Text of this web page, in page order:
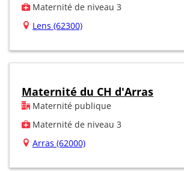
Maternité de niveau 3
Lens (62300)
Maternité du CH d'Arras
Maternité publique
Maternité de niveau 3
Arras (62000)